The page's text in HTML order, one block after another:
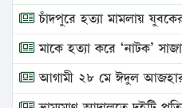
চাঁদপুরে হত্যা মামলায়
মাকে হত্যা করে ‘নাটক’
আগামী ২৮ মে ঈদুল আজহার